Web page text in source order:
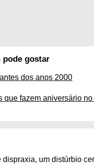
pode gostar
dos anos 2000
que fazem aniversário
dispraxia, um distúrbio